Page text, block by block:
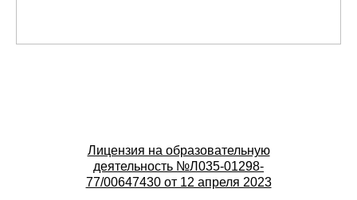
Лицензия на образовательную
деятельность №Л035-01298-
77/00647430 от 12 апреля 2023